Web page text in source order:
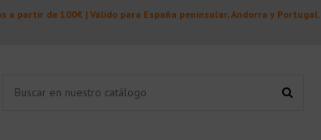
a partir de 100€ | Válido para España peninsular, Andorra y Portugal.